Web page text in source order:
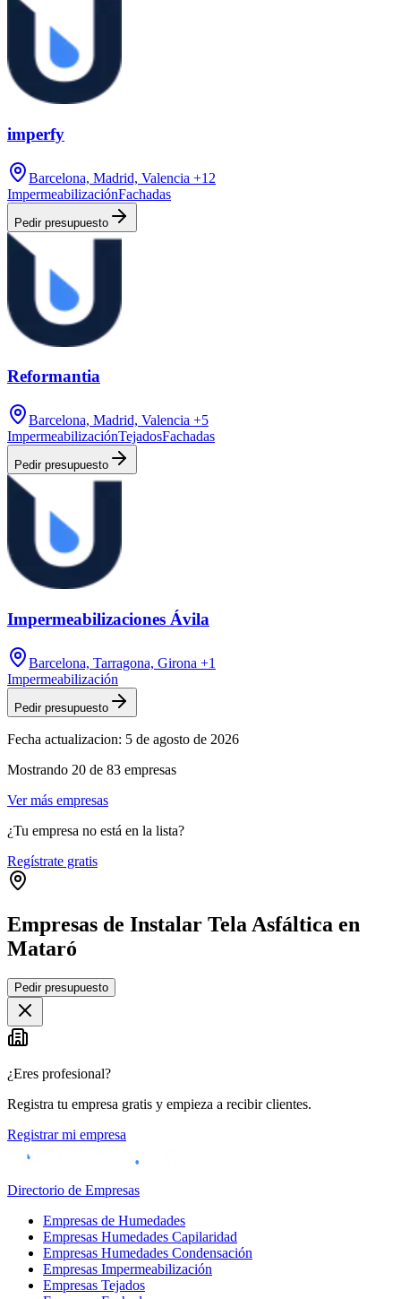
imperfy
Barcelona, Madrid, Valencia +12
ImpermeabilizaciónFachadas
Pedir presupuesto
Reformantia
Barcelona, Madrid, Valencia +5
ImpermeabilizaciónTejadosFachadas
Pedir presupuesto
Impermeabilizaciones Ávila
Barcelona, Tarragona, Girona +1
Impermeabilización
Pedir presupuesto
Fecha actualizacion: 5 de agosto de 2026
Mostrando 20 de 83 empresas
Ver más empresas
¿Tu empresa no está en la lista?
Regístrate gratis
Empresas de Instalar Tela Asfáltica en
Mataró
+
−
Pedir presupuesto
¿Eres profesional?
Registra tu empresa gratis y empieza a recibir clientes.
Registrar mi empresa
Directorio de Empresas
Empresas de Humedades
Empresas Humedades Capilaridad
Empresas Humedades Condensación
Empresas Impermeabilización
Empresas Tejados